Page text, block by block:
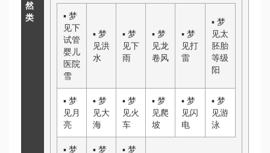
然
类
▪ 梦
见下
试管
婴儿
医院
雪
▪ 梦
见洪
水
▪ 梦
见下
雨
▪ 梦
见龙
卷风
▪ 梦
见打
雷
▪ 梦
见太
胚胎
等级
阳
▪ 梦
见月
亮
▪ 梦
见大
海
▪ 梦
见火
车
▪ 梦
见爬
坡
▪ 梦
见闪
电
▪ 梦
见游
泳
▪ 梦
▪ 梦
▪ 梦